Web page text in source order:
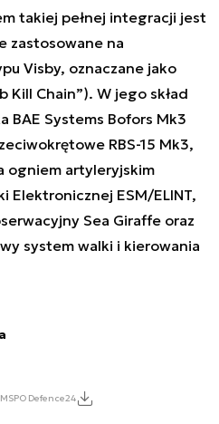
takiej pełnej integracji jest
zastosowane na
Visby, oznaczane jako
Kill Chain”). W jego skład
Systems Bofors Mk3
RBS-15 Mk3,
ogniem artyleryjskim
Elektronicznej ESM/ELINT,
Sea Giraffe oraz
system walki i kierowania
Defence24